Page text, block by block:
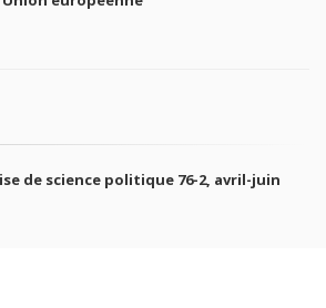
de science politique 76-2, avril-juin